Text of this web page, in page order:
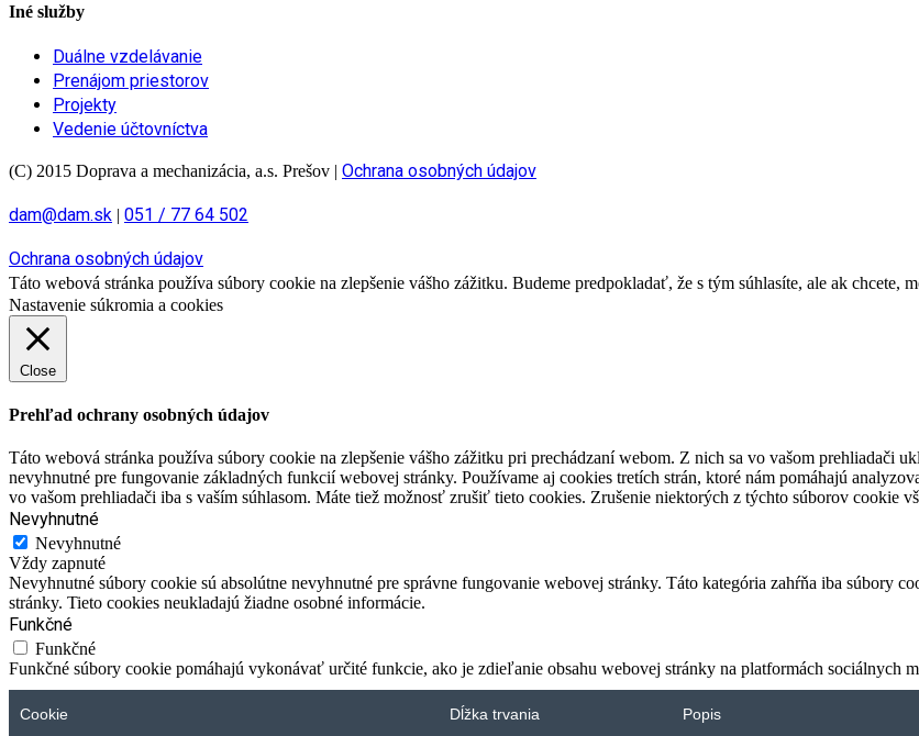
Iné služby
Duálne vzdelávanie
Prenájom priestorov
Projekty
Vedenie účtovníctva
(C) 2015 Doprava a mechanizácia, a.s. Prešov | Ochrana osobných údajov
dam@dam.sk | 051 / 77 64 502
Ochrana osobných údajov
Táto webová stránka používa súbory cookie na zlepšenie vášho zážitku. Budeme predpokladať, že s tým súhlasíte, ale ak chcete,
Nastavenie súkromia a cookies
Close
Prehľad ochrany osobných údajov
Táto webová stránka používa súbory cookie na zlepšenie vášho zážitku pri prechádzaní webom. Z nich sa vo vašom prehliadači
nevyhnutné pre fungovanie základných funkcií webovej stránky. Používame aj cookies tretích strán, ktoré nám pomáhajú
vo vašom prehliadači iba s vaším súhlasom. Máte tiež možnosť zrušiť tieto cookies. Zrušenie niektorých z týchto súborov cookie
Nevyhnutné
Nevyhnutné
Vždy zapnuté
Nevyhnutné súbory cookie sú absolútne nevyhnutné pre správne fungovanie webovej stránky. Táto kategória zahŕňa iba súbory
stránky. Tieto cookies neukladajú žiadne osobné informácie.
Funkčné
Funkčné
Funkčné súbory cookie pomáhajú vykonávať určité funkcie, ako je zdieľanie obsahu webovej stránky na platformách sociálnych
Cookie Dĺžka trvania Popis